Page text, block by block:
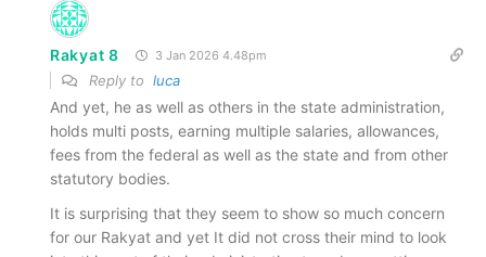
Rakyat 8 3 Jan 2026 4.48pm
Reply to luca
And yet, he as well as others in the state administration,
holds multi posts, earning multiple salaries, allowances,
fees from the federal as well as the state and from other
statutory bodies.
It is surprising that they seem to show so much concern
for our Rakyat and yet It did not cross their mind to look